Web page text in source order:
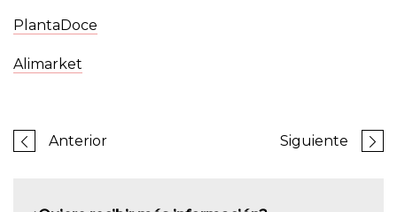
PlantaDoce
Alimarket
Anterior Siguiente